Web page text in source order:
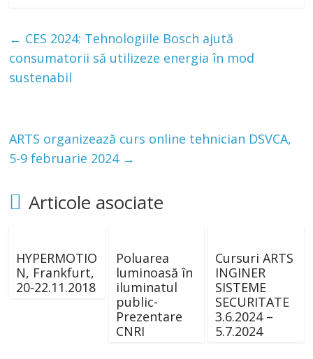
← CES 2024: Tehnologiile Bosch ajută
consumatorii să utilizeze energia în mod
sustenabil
ARTS organizează curs online tehnician DSVCA,
5-9 februarie 2024 →
Articole asociate
HYPERMOTIO
N, Frankfurt,
20-22.11.2018
Poluarea
luminoasă în
iluminatul
public-
Prezentare
CNRI
Cursuri ARTS
INGINER
SISTEME
SECURITATE
3.6.2024 –
5.7.2024